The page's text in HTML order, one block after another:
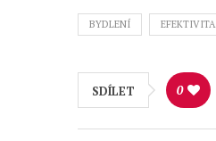
BYDLENÍ EFEKTIVITA
SDÍLET 0